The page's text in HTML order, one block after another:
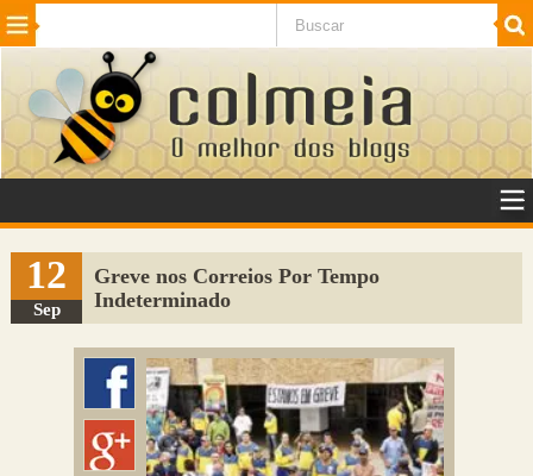
Beleza Cinema e TV
Internet Jogos NotÃ­cias SaÃºde
VeÃ­culos Adulto
Sugerir Link
Adicionar Blog
Colmeia Exchange
Perguntas Frequentes
12
Sep
Greve nos Correios Por Tempo
Indeterminado